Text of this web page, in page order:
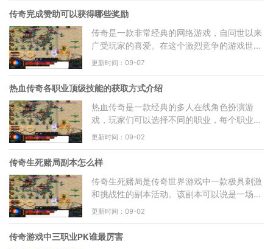
传奇完成赞助可以获得哪些奖励
传奇是一款非常经典的网络游戏，自问世以来
广受玩家的喜爱。在这个激烈竞争的游戏世界
中，传奇完成赞助不仅意味着对游戏的支持，
更新时间：09-07
热血传奇各职业顶级技能的获取方式介绍
热血传奇是一款经典的多人在线角色扮演游
戏，玩家们可以选择不同的职业，每个职业都
有各自独特的顶级技能。本文将为大家介绍热
更新时间：09-02
传奇生死赌局副本怎么样
传奇生死赌局是传奇世界游戏中一款极具刺激
和挑战性的副本活动。该副本可以说是一场生
死赌局，需要玩家以自己的智慧和实力同时面
更新时间：09-02
传奇游戏中三职业PK谁最厉害